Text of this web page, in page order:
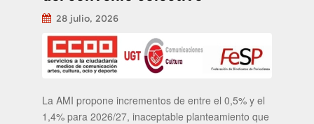
28 julio, 2026
La AMI propone incrementos de entre el 0,5% y el
1,4% para 2026/27, inaceptable planteamiento que